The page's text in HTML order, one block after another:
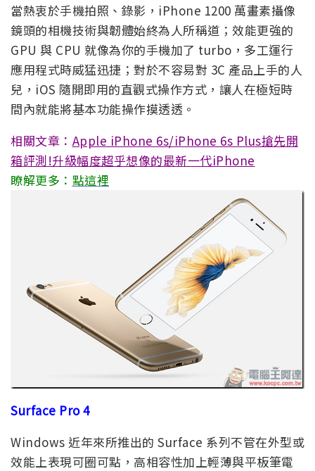
當熱衷於手機拍照、錄影，iPhone 1200 萬畫素攝像
鏡頭的相機技術與韌體始終為人所稱道；效能更強的
GPU 與 CPU 就像為你的手機加了 turbo，多工運行
應用程式時威猛迅捷；對於不容易對 3C 產品上手的人
兒，iOS 隨開即用的直觀式操作方式，讓人在極短時
間內就能將基本功能操作摸透透。
相關文章： Apple iPhone 6s/iPhone 6s Plus搶先開
箱評測!升級幅度超乎想像的最新一代iPhone
瞭解更多： 點這裡
Surface Pro 4
Windows 近年來所推出的 Surface 系列不管在外型或
效能上表現可圈可點，高相容性加上輕薄與平板筆電